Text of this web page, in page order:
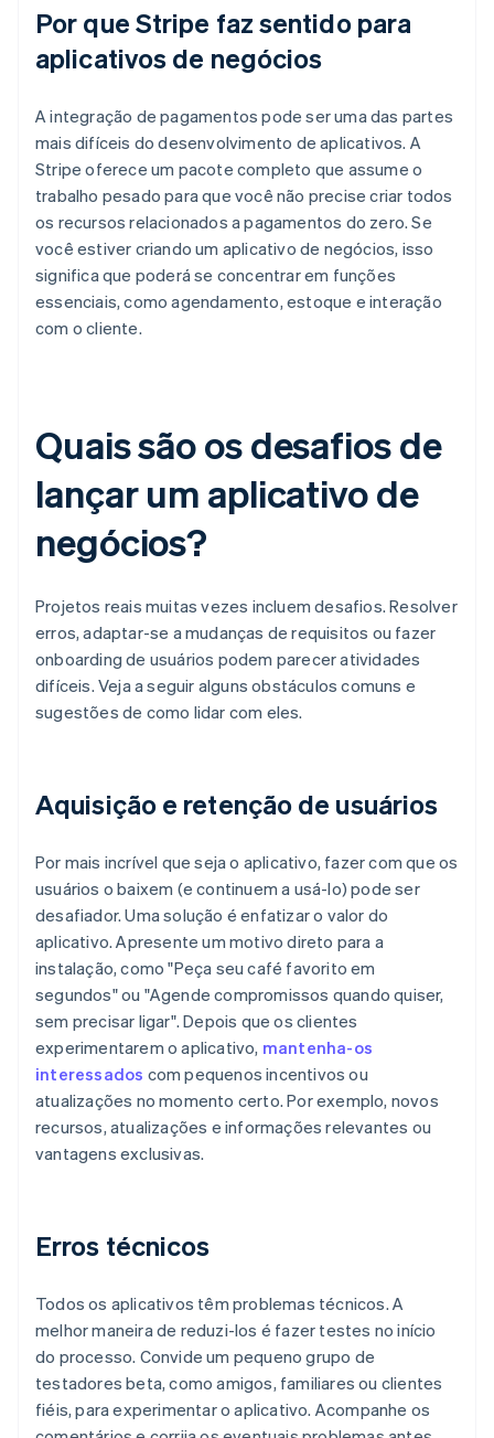
Por que Stripe faz sentido para
aplicativos de negócios
A integração de pagamentos pode ser uma das partes
mais difíceis do desenvolvimento de aplicativos. A
Stripe oferece um pacote completo que assume o
trabalho pesado para que você não precise criar todos
os recursos relacionados a pagamentos do zero. Se
você estiver criando um aplicativo de negócios, isso
significa que poderá se concentrar em funções
essenciais, como agendamento, estoque e interação
com o cliente.
Quais são os desafios de
lançar um aplicativo de
negócios?
Projetos reais muitas vezes incluem desafios. Resolver
erros, adaptar-se a mudanças de requisitos ou fazer
onboarding de usuários podem parecer atividades
difíceis. Veja a seguir alguns obstáculos comuns e
sugestões de como lidar com eles.
Aquisição e retenção de usuários
Por mais incrível que seja o aplicativo, fazer com que os
usuários o baixem (e continuem a usá-lo) pode ser
desafiador. Uma solução é enfatizar o valor do
aplicativo. Apresente um motivo direto para a
instalação, como "Peça seu café favorito em
segundos" ou "Agende compromissos quando quiser,
sem precisar ligar". Depois que os clientes
experimentarem o aplicativo, mantenha-os
interessados com pequenos incentivos ou
atualizações no momento certo. Por exemplo, novos
recursos, atualizações e informações relevantes ou
vantagens exclusivas.
Erros técnicos
Todos os aplicativos têm problemas técnicos. A
melhor maneira de reduzi-los é fazer testes no início
do processo. Convide um pequeno grupo de
testadores beta, como amigos, familiares ou clientes
fiéis, para experimentar o aplicativo. Acompanhe os